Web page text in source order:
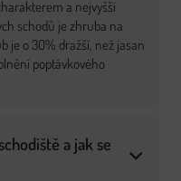
a nejvyšší
schodů je zhruba na
je o 30% dražší, než jasan
poptávkového
a jak se